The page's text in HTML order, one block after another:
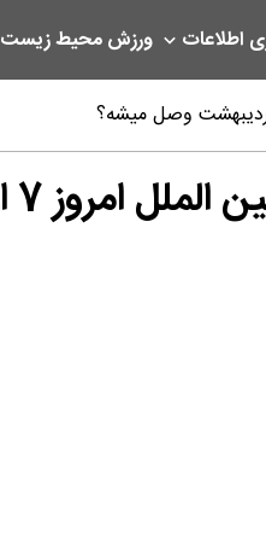
اطلاعات ورزشمحیط زیست
اردیبهشت وصل میشه؟